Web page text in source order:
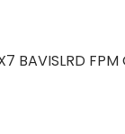
BAVISLRD FPM